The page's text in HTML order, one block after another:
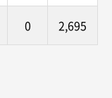
0 2,695